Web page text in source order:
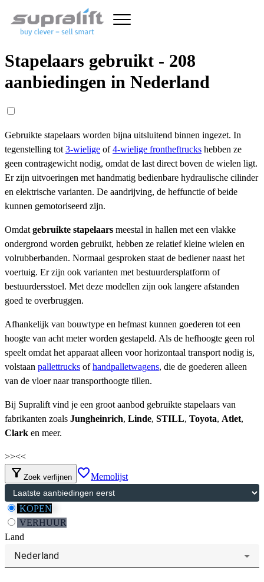
Stapelaars gebruikt - 208
aanbiedingen in Nederland
Gebruikte stapelaars worden bijna uitsluitend binnen ingezet. In
tegenstelling tot 3-wielige of4-wielige frontheftrucks hebben ze
geen contragewicht nodig, omdat de last direct boven de wielen ligt.
Er zijn uitvoeringen met handmatig bedienbare hydraulische cilinder
en elektrische varianten. De aandrijving, de heffunctie of beide
kunnen gemotoriseerd zijn.
Omdat gebruikte stapelaars meestal in hallen met een vlakke
ondergrond worden gebruikt, hebben ze relatief kleine wielen en
volrubberbanden. Normaal gesproken staat de bediener naast het
voertuig. Er zijn ook varianten met bestuurdersplatform of
bestuurdersstoel. Met deze modellen zijn ook langere afstanden
goed te overbruggen.
Afhankelijk van bouwtype en hefmast kunnen goederen tot een
hoogte van acht meter worden gestapeld. Als de hefhoogte geen rol
speelt omdat het apparaat alleen voor horizontaal transport nodig is,
volstaan pallettrucks ofhandpalletwagens, die de goederen alleen
van de vloer naar transporthoogte tillen.
Bij Supralift vind je een groot aanbod gebruikte stapelaars van
fabrikanten zoals Jungheinrich, Linde, STILL, Toyota, Atlet,
Clark en meer.
>><<
filter_alt Zoek verfijnen favorite_borderMemolijst
KOPEN
VERHUUR
Land
Nederland